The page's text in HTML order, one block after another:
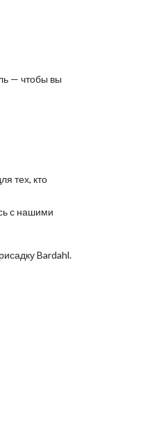
— чтобы вы
тех, кто
с нашими
Bardahl.